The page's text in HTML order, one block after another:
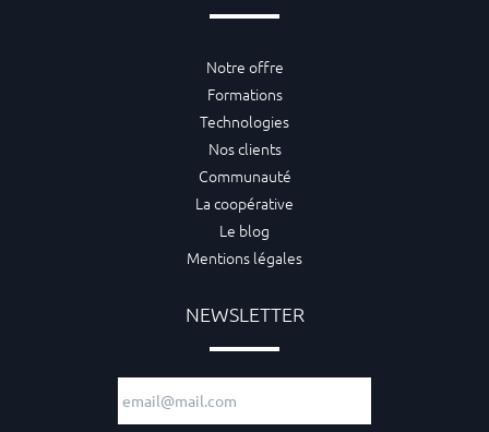
Notre offre
Formations
Technologies
Nos clients
Communauté
La coopérative
Le blog
Mentions légales
NEWSLETTER
Adresse e-mail